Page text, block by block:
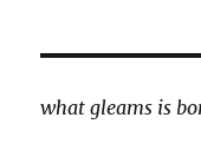
what gleams is